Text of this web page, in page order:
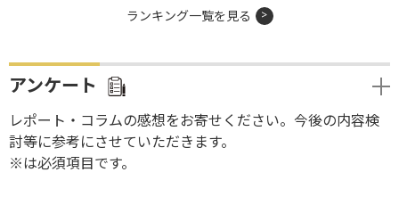
ランキング一覧を見る
アンケート
レポート・コラムの感想をお寄せください。今後の内容検
討等に参考にさせていただきます。
※は必須項目です。